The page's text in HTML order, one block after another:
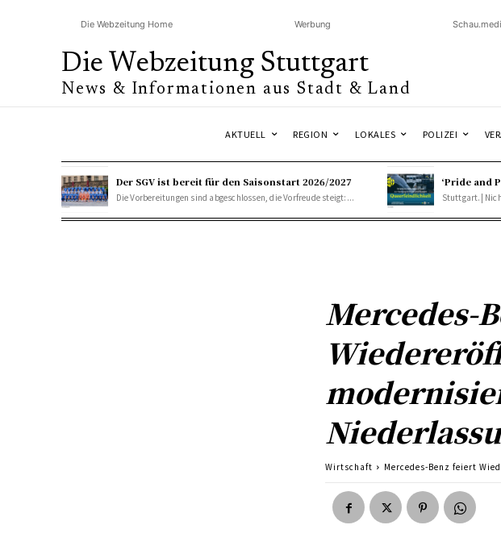
Die Webzeitung Home Werbung
Die Webzeitung Stuttgart
News & Informationen aus Stadt & Land
AKTUELL REGION LOKALES POLIZEI
Der SGV ist bereit für den Saisonstart 2026/2027
Die Vorbereitungen sind abgeschlossen, die Vorfreude steigt:...
‘Pride and
Stuttgart.|
Mercedes-
Wirtschaft Mercedes-Benz feiert